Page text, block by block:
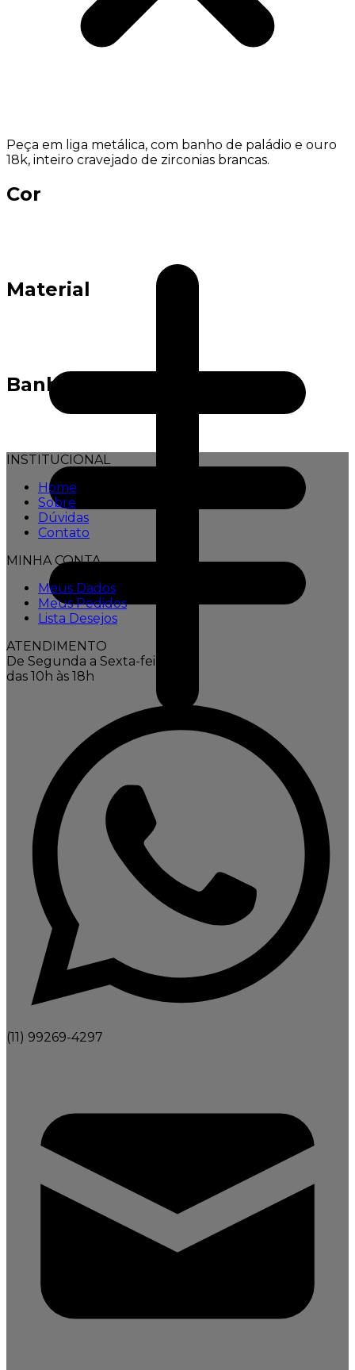
Peça em liga metálica, com banho de paládio e ouro
18k, inteiro cravejado de zirconias brancas.
Cor
Material
Banho
INSTITUCIONAL
Home
Sobre
Dúvidas
Contato
MINHA CONTA
Meus Dados
Meus Pedidos
Lista Desejos
ATENDIMENTO
De Segunda a Sexta-feira,
das 10h às 18h
(11) 99269-4297